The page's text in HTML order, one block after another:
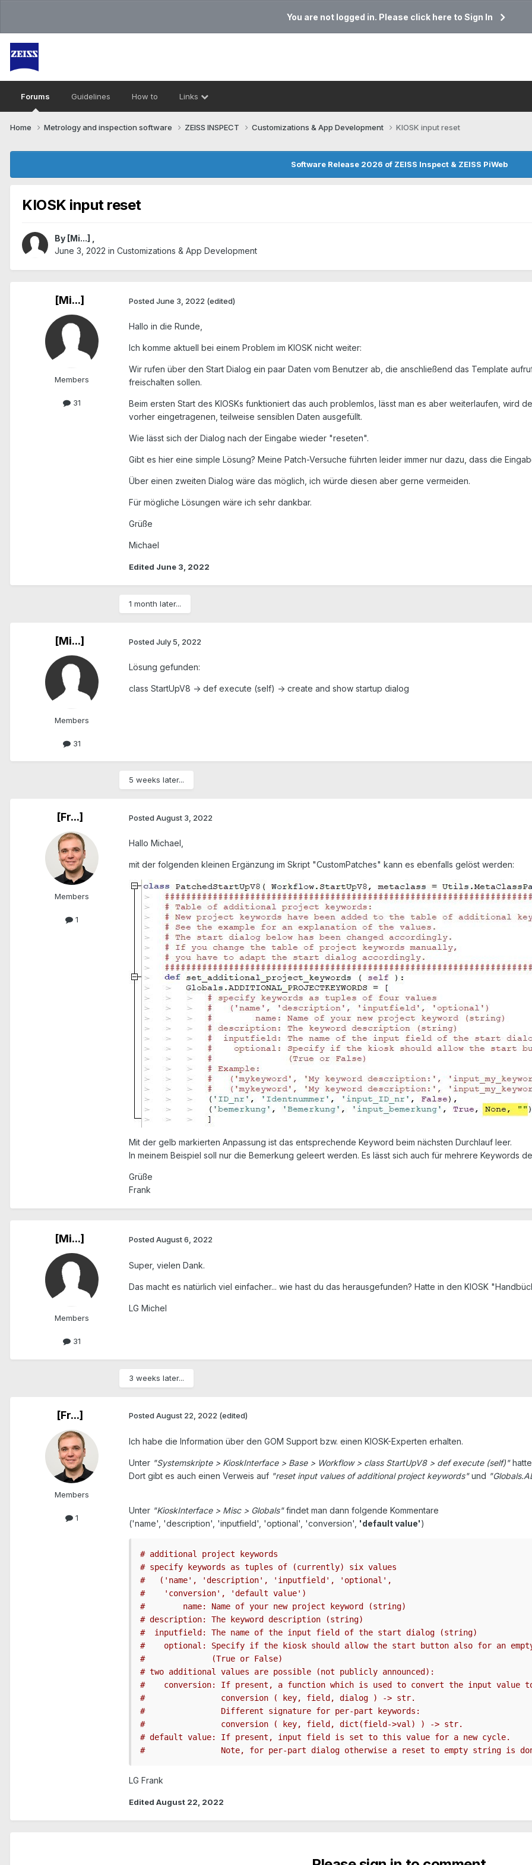
You are not logged in. Please click here to Sign In
Forums Guidelines How to Links
Home Metrology and inspection software ZEISS INSPECT Customizations & App Development KIOSK input reset
Software Release 2026 of ZEISS Inspect & ZEISS PiWeb
KIOSK input reset
By [Mi...]
June 3, 2022 in Customizations & App Development
[Mi...]
Members
31
Posted June 3, 2022 (edited)
Hallo in die Runde,
Ich komme aktuell bei einem Problem im KIOSK nicht weiter:
Wir rufen über den Start Dialog ein paar Daten vom Benutzer ab, die anschließend das Template
freischalten sollen.
Beim ersten Start des KIOSKs funktioniert das auch problemlos, lässt man es aber weiterlaufen, wird
vorher eingetragenen, teilweise sensiblen Daten ausgefüllt.
Wie lässt sich der Dialog nach der Eingabe wieder "reseten".
Gibt es hier eine simple Lösung? Meine Patch-Versuche führten leider immer nur dazu, dass die
Über einen zweiten Dialog wäre das möglich, ich würde diesen aber gerne vermeiden.
Für mögliche Lösungen wäre ich sehr dankbar.
Grüße
Michael
Edited June 3, 2022
1 month later...
[Mi...]
Members
31
Posted July 5, 2022
Lösung gefunden:
class StartUpV8 -> def execute (self) -> create and show startup dialog
5 weeks later...
[Fr...]
Members
1
Posted August 3, 2022
Hallo Michael,
mit der folgenden kleinen Ergänzung im Skript "CustomPatches" kann es ebenfalls gelöst werden:
Mit der gelb markierten Anpassung ist das entsprechende Keyword beim nächsten Durchlauf leer.
In meinem Beispiel soll nur die Bemerkung geleert werden. Es lässt sich auch für mehrere Keywords
Grüße
Frank
[Mi...]
Members
31
Posted August 6, 2022
Super, vielen Dank.
Das macht es natürlich viel einfacher... wie hast du das herausgefunden? Hatte in den KIOSK
LG Michel
3 weeks later...
[Fr...]
Members
1
Posted August 22, 2022 (edited)
Ich habe die Information über den GOM Support bzw. einen KIOSK-Experten erhalten.
Unter "Systemskripte > KioskInterface > Base > Workflow > class StartUpV8 > def execute (self)"
Dort gibt es auch einen Verweis auf "reset input values of additional project keywords"und
Unter "KioskInterface > Misc > Globals"findet man dann folgende Kommentare
('name', 'description', 'inputfield', 'optional', 'conversion', 'default value')
# additional project keywords
# specify keywords as tuples of (currently) six values
#   ('name', 'description', 'inputfield', 'optional',
#    'conversion', 'default value')
#        name: Name of your new project keyword (string)
# description: The keyword description (string)
#  inputfield: The name of the input field of the start dialog (string)
#    optional: Specify if the kiosk should allow the start button also for an
#              (True or False)
# two additional values are possible (not publicly announced):
#    conversion: If present, a function which is used to convert the input value
#                conversion ( key, field, dialog ) -> str.
#                Different signature for per-part keywords:
#                conversion ( key, field, dict(field->val) ) -> str.
# default value: If present, input field is set to this value for a new cycle.
#                Note, for per-part dialog otherwise a reset to empty string is
LG Frank
Edited August 22, 2022